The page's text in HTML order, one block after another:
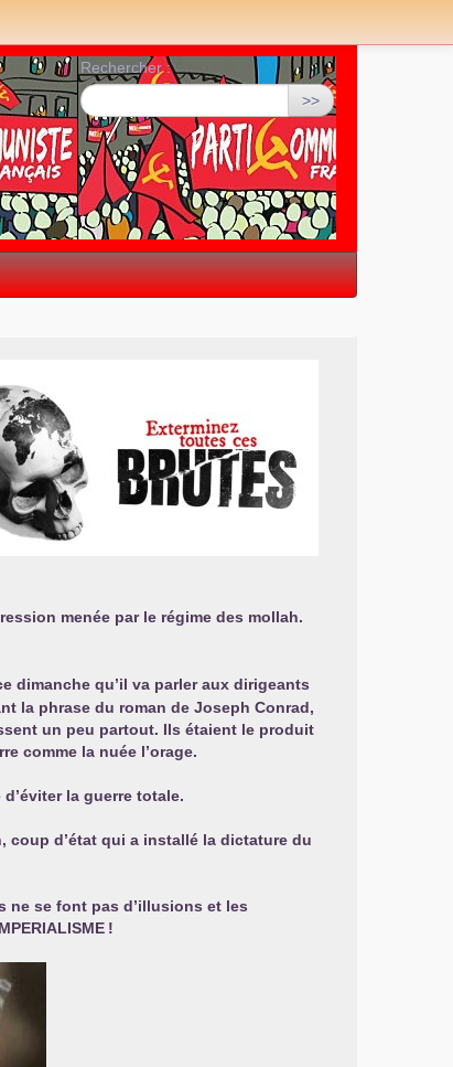
Rechercher :
>>
menée par le régime des mollah.
dimanche qu’il va parler aux dirigeants
la phrase du roman de Joseph Conrad,
un peu partout. Ils étaient le produit
comme la nuée l’orage.
la guerre totale.
coup d’état qui a installé la dictature du
ne se font pas d’illusions et les
!